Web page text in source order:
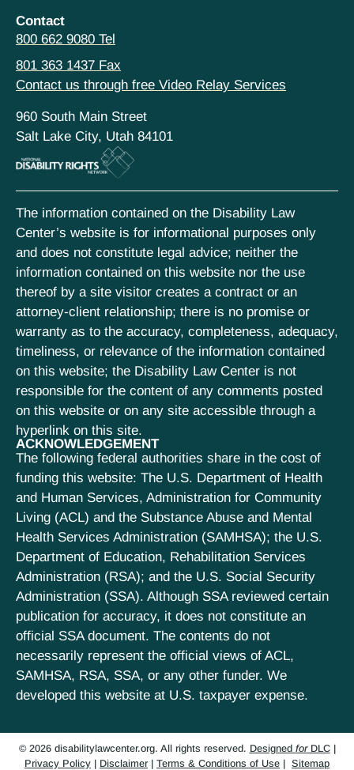
Contact
800 662 9080 Tel
801 363 1437 Fax
Contact us through free Video Relay Services
960 South Main Street
Salt Lake City, Utah 84101
The information contained on the Disability Law
Center’s website is for informational purposes only
and does not constitute legal advice; neither the
information contained on this website nor the use
thereof by a site visitor creates a contract or an
attorney-client relationship; there is no promise or
warranty as to the accuracy, completeness, adequacy,
timeliness, or relevance of the information contained
on this website; the Disability Law Center is not
responsible for the content of any comments posted
on this website or on any site accessible through a
hyperlink on this site.
ACKNOWLEDGEMENT
The following federal authorities share in the cost of
funding this website: The U.S. Department of Health
and Human Services, Administration for Community
Living (ACL) and the Substance Abuse and Mental
Health Services Administration (SAMHSA); the U.S.
Department of Education, Rehabilitation Services
Administration (RSA); and the U.S. Social Security
Administration (SSA). Although SSA reviewed certain
publication for accuracy, it does not constitute an
official SSA document. The contents do not
necessarily represent the official views of ACL,
SAMHSA, RSA, SSA, or any other funder. We
developed this website at U.S. taxpayer expense.
© 2026 disabilitylawcenter.org. All rights reserved. Designed forDLC|
Privacy Policy | Disclaimer| Terms & Conditions of Use | Sitemap